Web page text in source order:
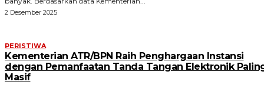
2 Desember 2025
PERISTIWA
Kementerian ATR/BPN Raih Penghargaan Instansi
dengan Pemanfaatan Tanda Tangan Elektronik
Masif